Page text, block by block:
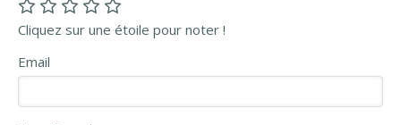
Cliquez sur une étoile pour noter !
Email